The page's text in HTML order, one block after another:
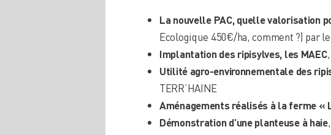
La nouvelle PAC, quelle valorisation
Ecologique 450€/ha, comment ?) par
Implantation des ripisylves, les MAEC
Utilité agro-environnementale des
TERR’HAINE
Aménagements réalisés à la ferme «
Démonstration d’une planteuse à haie